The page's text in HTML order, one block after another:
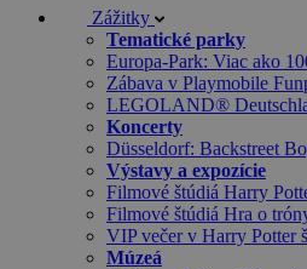
Zážitky
Tematické parky
Europa-Park: Viac ako
Zábava v Playmobile
LEGOLAND®
Koncerty
Düsseldorf: Backstreet
Výstavy a expozície
Filmové štúdiá Harry
Filmové štúdiá Hra o
VIP večer v Harry Potter
Múzeá